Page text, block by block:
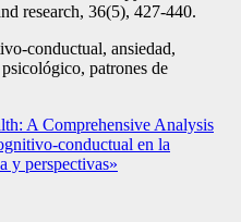
research, 36(5), 427-440.
conductual, ansiedad,
patrones de
A Comprehensive Analysis
conductual en la
y perspectivas»